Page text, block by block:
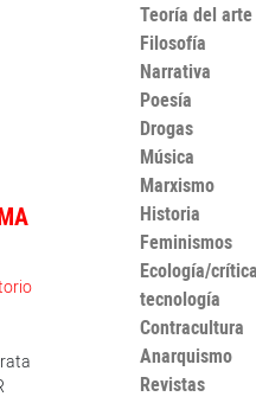
Teoría del arte
Filosofía
Narrativa
Poesía
Drogas
Música
Marxismo
Historia
Feminismos
Ecología/
tecnología
Contracultura
Anarquismo
Revistas